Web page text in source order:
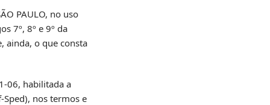
PAULO, no uso
7º, 8º e 9º da
ainda, o que consta
06, habilitada a
nos termos e